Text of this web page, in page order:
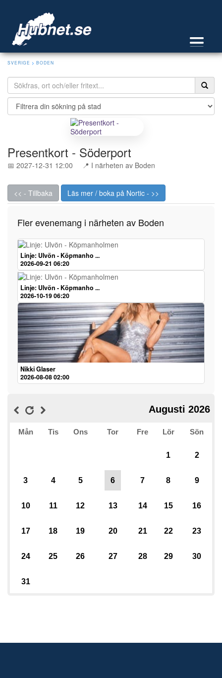
SVERIGE > BODEN
Presentkort - Söderport
📅 2027-12-31 12:00 📍 I närheten av Boden
<< - Tillbaka Läs mer / boka på Nortic - >>
Fler evenemang i närheten av Boden
Linje: Ulvön - Köpmanho ...
2026-09-21 06:20
Linje: Ulvön - Köpmanho ...
2026-10-19 06:20
Nikki Glaser
2026-08-08 02:00
Augusti 2026
Mån Tis Ons Tor Fre Lör Sön
1 2
3 4 5 6 7 8 9
10 11 12 13 14 15 16
17 18 19 20 21 22 23
24 25 26 27 28 29 30
31